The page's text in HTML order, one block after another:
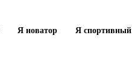
Я новатор Я спортивный